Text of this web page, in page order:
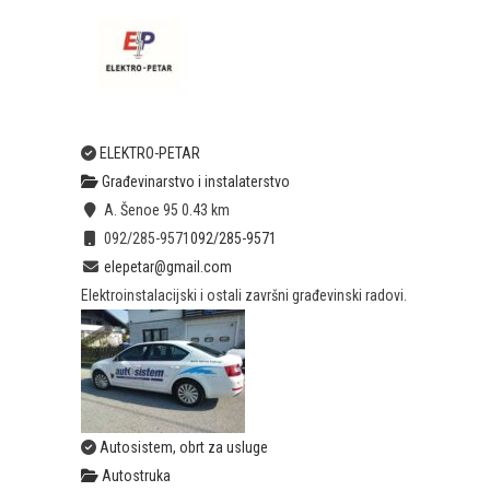
ELEKTRO-PETAR
Građevinarstvo i instalaterstvo
A. Šenoe 95 0.43 km
092/285-9571092/285-9571
elepetar@gmail.com
Elektroinstalacijski i ostali završni građevinski radovi.
Autosistem, obrt za usluge
Autostruka